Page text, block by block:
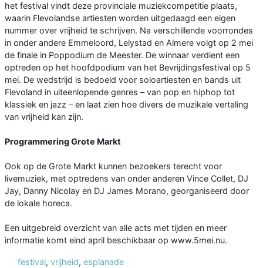
het festival vindt deze provinciale muziekcompetitie plaats,
waarin Flevolandse artiesten worden uitgedaagd een eigen
nummer over vrijheid te schrijven. Na verschillende voorrondes
in onder andere Emmeloord, Lelystad en Almere volgt op 2 mei
de finale in Poppodium de Meester. De winnaar verdient een
optreden op het hoofdpodium van het Bevrijdingsfestival op 5
mei. De wedstrijd is bedoeld voor soloartiesten en bands uit
Flevoland in uiteenlopende genres – van pop en hiphop tot
klassiek en jazz – en laat zien hoe divers de muzikale vertaling
van vrijheid kan zijn.
Programmering Grote Markt
Ook op de Grote Markt kunnen bezoekers terecht voor
livemuziek, met optredens van onder anderen Vince Collet, DJ
Jay, Danny Nicolay en DJ James Morano, georganiseerd door
de lokale horeca.
Een uitgebreid overzicht van alle acts met tijden en meer
informatie komt eind april beschikbaar op www.5mei.nu.
festival, vrijheid, esplanade